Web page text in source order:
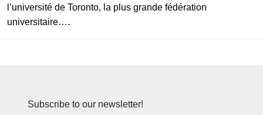
l’université de Toronto, la plus grande fédération
universitaire….
Subscribe to our newsletter!